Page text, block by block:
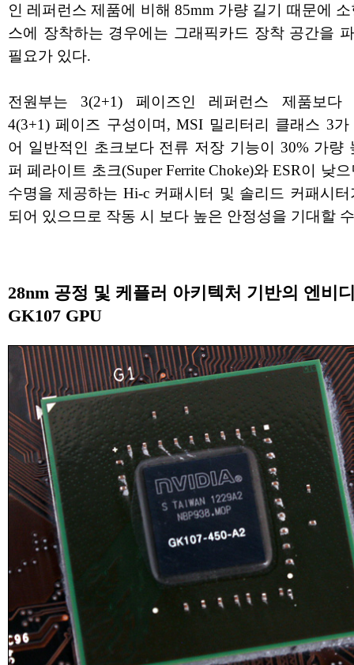
인 레퍼런스 제품에 비해 85mm 가량 길기 때문에
스에 장착하는 경우에는 그래픽카드 장착 공간을
필요가 있다.
전원부는 3(2+1) 페이즈인 레퍼런스 제품보다
4(3+1) 페이즈 구성이며, MSI 밀리터리 클래스 3가
어 일반적인 초크보다 전류 저장 기능이 30% 가량
퍼 페라이트 초크(Super Ferrite Choke)와 ESR이 낮
수명을 제공하는 Hi-c 커패시터 및 솔리드 커패시터
되어 있으므로 작동 시 보다 높은 안정성을 기대할
28nm 공정 및 케플러 아키텍처 기반의 엔비
GK107 GPU